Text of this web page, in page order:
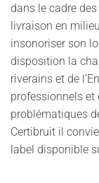
dans le cadre
livraison en
insonoriser son
disposition la
riverains et de
professionnels
problématiques
Certibruit il
label disponible